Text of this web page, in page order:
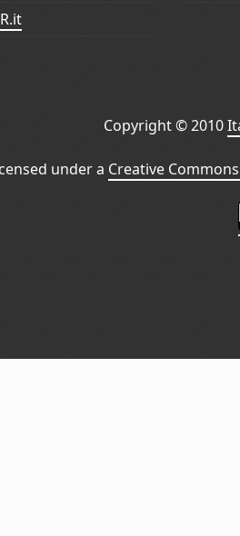
Copyright © 2010
under a Creative